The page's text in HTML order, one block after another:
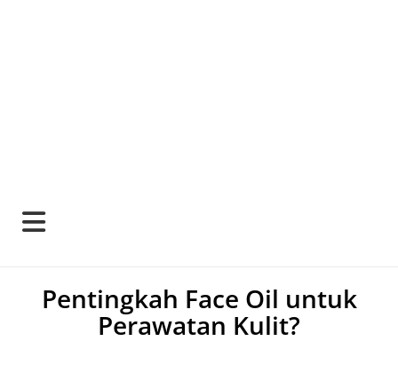
Pentingkah Face Oil untuk
Perawatan Kulit?